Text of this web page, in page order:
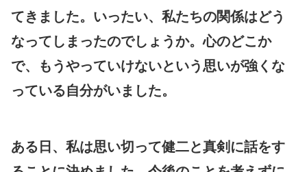
てきました。いったい、私たちの関係はどう
なってしまったのでしょうか。心のどこか
で、もうやっていけないという思いが強くな
っている自分がいました。
ある日、私は思い切って健二と真剣に話をす